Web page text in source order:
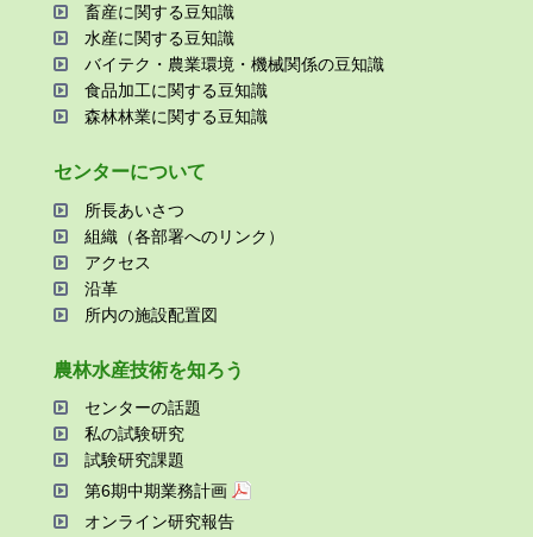
畜産に関する⾖知識
⽔産に関する⾖知識
バイテク・農業環境・機械関係の⾖知識
⾷品加⼯に関する⾖知識
森林林業に関する⾖知識
センターについて
所⻑あいさつ
組織（各部署へのリンク）
アクセス
沿⾰
所内の施設配置図
農林⽔産技術を知ろう
センターの話題
私の試験研究
試験研究課題
第6期中期業務計画
オンライン研究報告